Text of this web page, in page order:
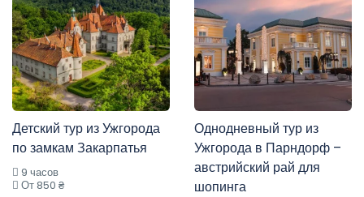
Детский тур из Ужгорода
по замкам Закарпатья
9 часов
От 850 ₴
Однодневный тур из
Ужгорода в Парндорф –
австрийский рай для
шопинга